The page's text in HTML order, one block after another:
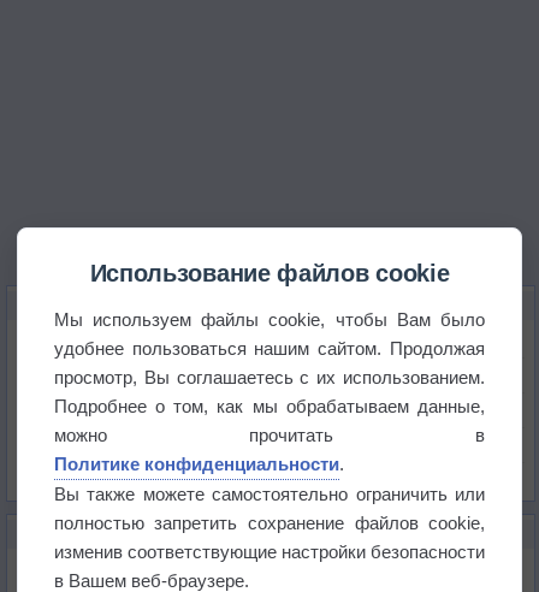
Температура
Давление
Осадки
Облачность
Список всех карт
НОВОЕ О ПОГОДЕ
Космическая погода и транспорт
Использование файлов cookie
Мы используем файлы cookie, чтобы Вам было
удобнее пользоваться нашим сайтом. Продолжая
просмотр, Вы соглашаетесь с их использованием.
Подробнее о том, как мы обрабатываем данные,
можно прочитать в
Политике конфиденциальности.
Вы также можете самостоятельно ограничить или
полностью запретить сохранение файлов cookie,
изменив соответствующие настройки безопасности
в Вашем веб-браузере.